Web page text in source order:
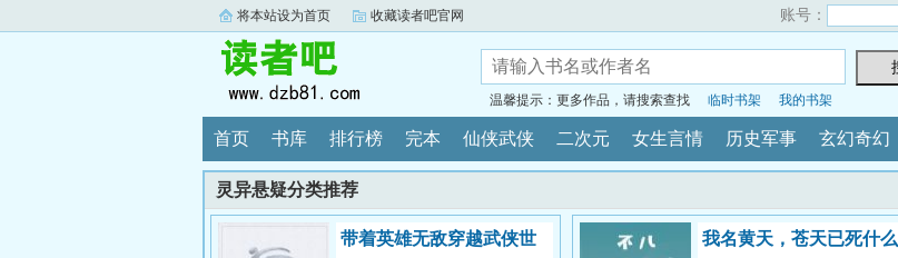
将本站设为首页 收藏读者吧官网 账号：
温馨提示：更多作品，请搜索查找 临时书架 我的书架
首页 书库 排行榜 完本 仙侠武侠 二次元 女生言情 历史军事 玄幻奇幻
灵异悬疑分类推荐
带着英雄无敌穿越武侠世
我名黄天，苍天已死什么